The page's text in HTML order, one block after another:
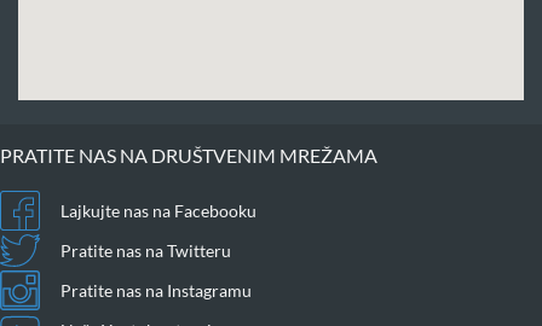
PRATITE NAS NA DRUŠTVENIM MREŽAMA
Lajkujte nas na Facebooku
Pratite nas na Twitteru
Pratite nas na Instagramu